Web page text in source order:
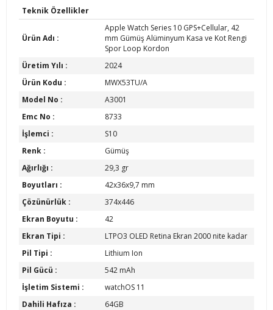
Teknik Özellikler
Ürün Adı :
Apple Watch Series 10 GPS+Cellular, 42
mm Gümüş Alüminyum Kasa ve Kot Rengi
Spor Loop Kordon
Üretim Yılı :
2024
Ürün Kodu :
MWX53TU/A
Model No :
A3001
Emc No :
8733
İşlemci :
S10
Renk :
Gümüş
Ağırlığı :
29,3 gr
Boyutları :
42x36x9,7 mm
Çözünürlük :
374x446
Ekran Boyutu :
42
Ekran Tipi :
LTPO3 OLED Retina Ekran 2000 nite kadar
Pil Tipi :
Lithium Ion
Pil Gücü :
542 mAh
İşletim Sistemi :
watchOS 11
Dahili Hafıza :
64GB